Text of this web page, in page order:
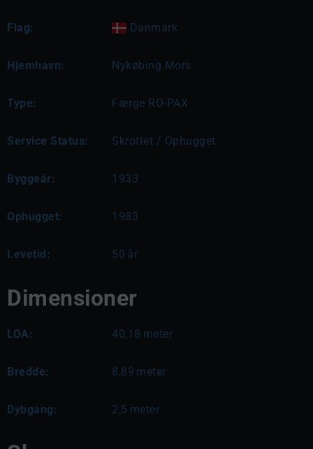
Flag: Danmark
Hjemhavn: Nykøbing Mors
Type: Færge RO-PAX
Service Status: Skrottet / Ophugget
Byggeår: 1933
Ophugget: 1983
Levetid: 50 år
Dimensioner
LOA: 40,18 meter
Bredde: 8,89 meter
Dybgang: 2,5 meter